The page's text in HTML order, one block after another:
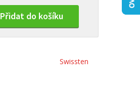
Přidat do košíku
Swissten